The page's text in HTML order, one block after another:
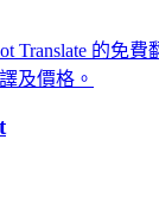
Translate 的免費
及價格。